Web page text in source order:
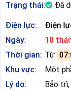
Trạng thái:
Đã
Điện lực:
Điện
Ngày:
10
Thời gian: Từ
Khu vực:
Một
Lý do:
Bảo